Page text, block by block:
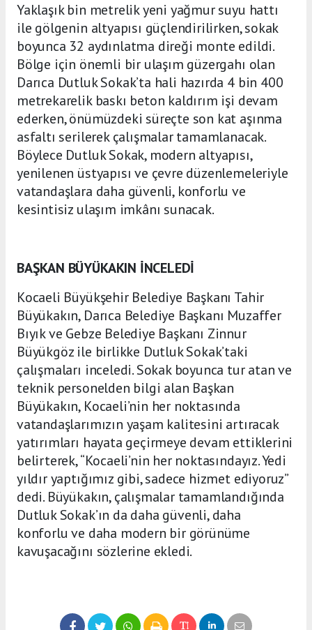
Yaklaşık bin metrelik yeni yağmur suyu hattı
ile gölgenin altyapısı güçlendirilirken, sokak
boyunca 32 aydınlatma direği monte edildi.
Bölge için önemli bir ulaşım güzergahı olan
Darıca Dutluk Sokak’ta hali hazırda 4 bin 400
metrekarelik baskı beton kaldırım işi devam
ederken, önümüzdeki süreçte son kat aşınma
asfaltı serilerek çalışmalar tamamlanacak.
Böylece Dutluk Sokak, modern altyapısı,
yenilenen üstyapısı ve çevre düzenlemeleriyle
vatandaşlara daha güvenli, konforlu ve
kesintisiz ulaşım imkânı sunacak.
BAŞKAN BÜYÜKAKIN İNCELEDİ
Kocaeli Büyükşehir Belediye Başkanı Tahir
Büyükakın, Darıca Belediye Başkanı Muzaffer
Bıyık ve Gebze Belediye Başkanı Zinnur
Büyükgöz ile birlikke Dutluk Sokak’taki
çalışmaları inceledi. Sokak boyunca tur atan ve
teknik personelden bilgi alan Başkan
Büyükakın, Kocaeli’nin her noktasında
vatandaşlarımızın yaşam kalitesini artıracak
yatırımları hayata geçirmeye devam ettiklerini
belirterek, “Kocaeli’nin her noktasındayız. Yedi
yıldır yaptığımız gibi, sadece hizmet ediyoruz”
dedi. Büyükakın, çalışmalar tamamlandığında
Dutluk Sokak’ın da daha güvenli, daha
konforlu ve daha modern bir görünüme
kavuşacağını sözlerine ekledi.